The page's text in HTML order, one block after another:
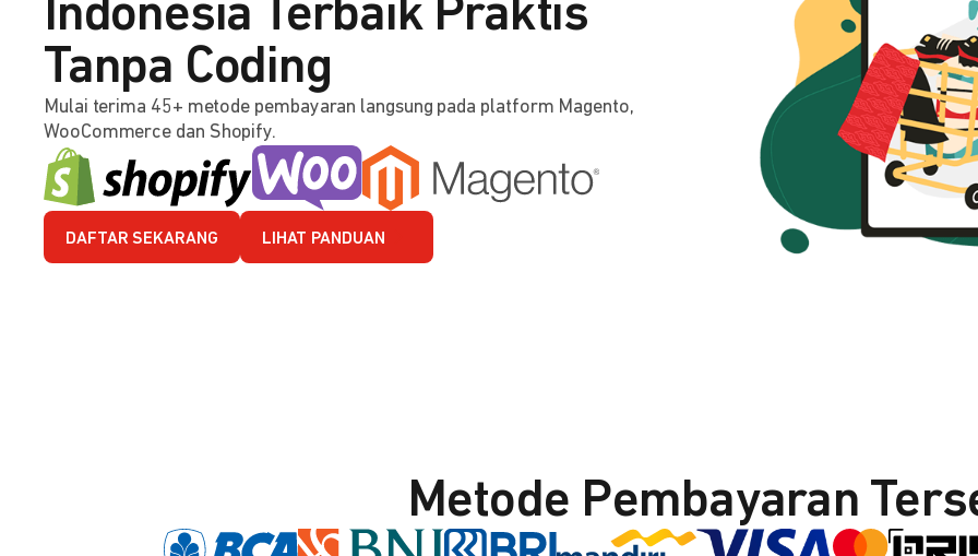
Indonesia Terbaik Praktis
Tanpa Coding
Mulai terima 45+ metode pembayaran langsung pada platform Magento,
WooCommerce dan Shopify.
DAFTAR SEKARANG LIHAT PANDUAN
Metode Pembayaran